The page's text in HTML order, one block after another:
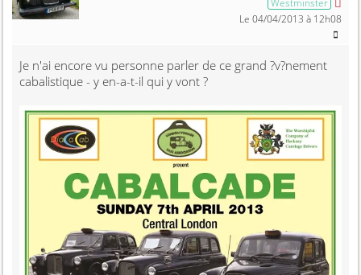
Westminster
Le 04/04/2013 à 12h08
Je n'ai encore vu personne parler de ce grand ?v?nement
cabalistique - y en-a-t-il qui y vont ?